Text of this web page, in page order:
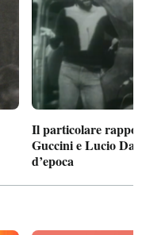
Il particolare
Guccini e Lucio
d’epoca